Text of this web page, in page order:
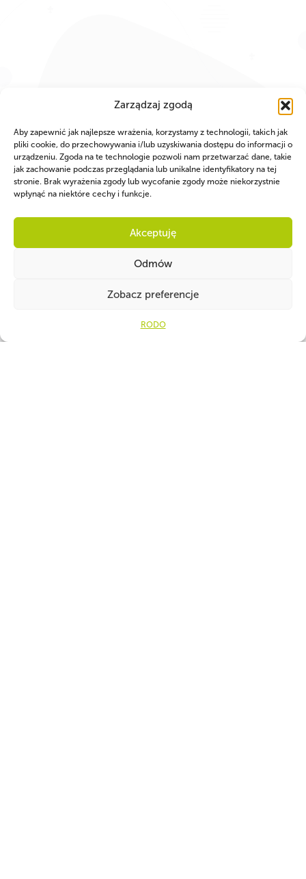
Zarządzaj zgodą
Aby zapewnić jak najlepsze wrażenia, korzystamy z technologii, takich jak
pliki cookie, do przechowywania i/lub uzyskiwania dostępu do informacji o
urządzeniu. Zgoda na te technologie pozwoli nam przetwarzać dane, takie
jak zachowanie podczas przeglądania lub unikalne identyfikatory na tej
stronie. Brak wyrażenia zgody lub wycofanie zgody może niekorzystnie
wpłynąć na niektóre cechy i funkcje.
Akceptuję
Odmów
Zobacz preferencje
RODO
PARTNERZY